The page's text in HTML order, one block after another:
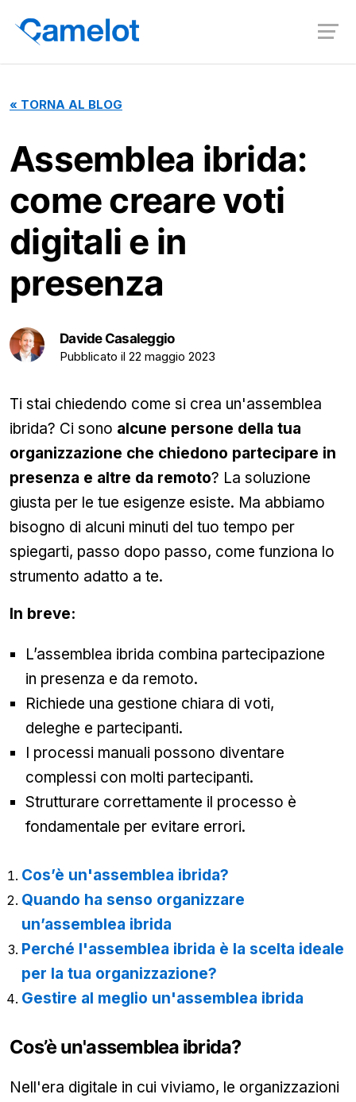
« TORNA AL BLOG
Assemblea ibrida:
come creare voti
digitali e in
presenza
Davide Casaleggio
Pubblicato il 22 maggio 2023
Ti stai chiedendo come si crea un'assemblea
ibrida? Ci sono alcune persone della tua
organizzazione che chiedono partecipare in
presenza e altre da remoto? La soluzione
giusta per le tue esigenze esiste. Ma abbiamo
bisogno di alcuni minuti del tuo tempo per
spiegarti, passo dopo passo, come funziona lo
strumento adatto a te.
In breve:
L’assemblea ibrida combina partecipazione
in presenza e da remoto.
Richiede una gestione chiara di voti,
deleghe e partecipanti.
I processi manuali possono diventare
complessi con molti partecipanti.
Strutturare correttamente il processo è
fondamentale per evitare errori.
Cos’è un'assemblea ibrida?
Quando ha senso organizzare
un’assemblea ibrida
Perché l'assemblea ibrida è la scelta ideale
per la tua organizzazione?
Gestire al meglio un'assemblea ibrida
Cos’è un'assemblea ibrida?
Nell'era digitale in cui viviamo, le organizzazioni